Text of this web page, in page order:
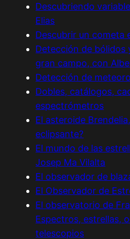
Descubriendo
Elias
Descubrir un cometa
Detección de bólidos
gran campo, con
Detección de
Dobles, catálogos,
espectrómetros
El asteroide
eclipsante?
El mundo de las
Josep Ma Vilalta
El observador de
El Observador de
El observatorio de
Espectros, estrellas,
telescopios